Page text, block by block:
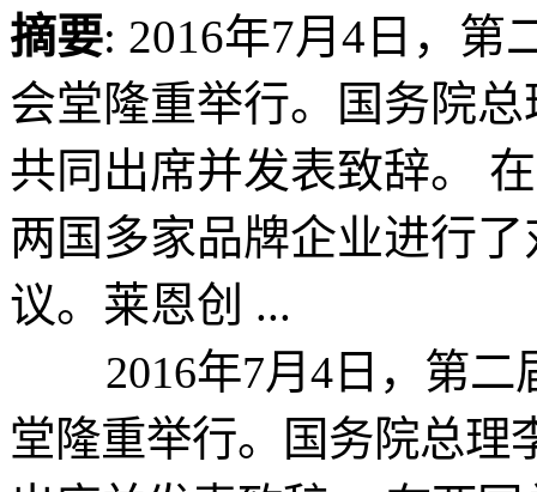
摘要: 2016年7月4日，第
会堂隆重举行。国务院
共同出席并发表致辞。
两国多家品牌企业进行
议。莱恩创 ...
2016年7月4日，第二
堂隆重举行。国务院总理